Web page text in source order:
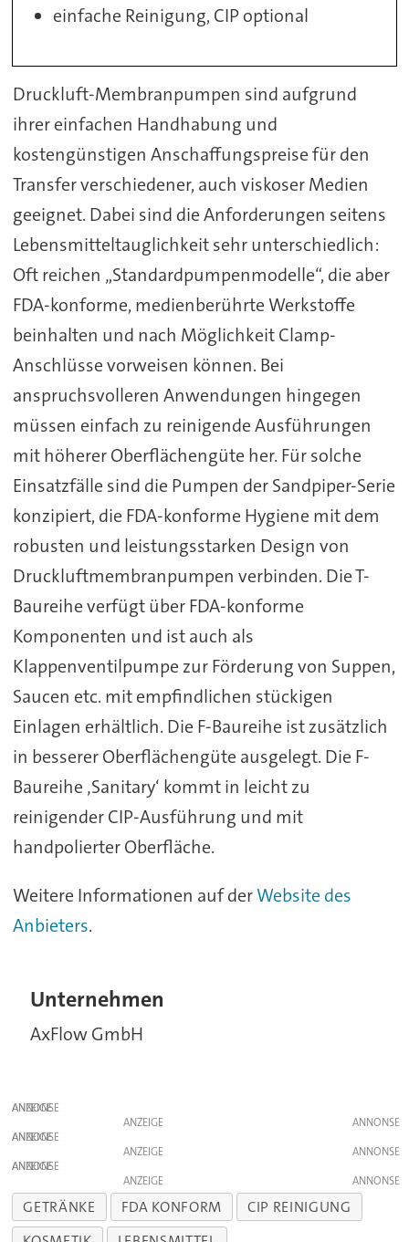
einfache Reinigung, CIP optional
Druckluft-Membranpumpen sind aufgrund
ihrer einfachen Handhabung und
kostengünstigen Anschaffungspreise für den
Transfer verschiedener, auch viskoser Medien
geeignet. Dabei sind die Anforderungen seitens
Lebensmitteltauglichkeit sehr unterschiedlich:
Oft reichen „Standardpumpenmodelle“, die aber
FDA-konforme, medienberührte Werkstoffe
beinhalten und nach Möglichkeit Clamp-
Anschlüsse vorweisen können. Bei
anspruchsvolleren Anwendungen hingegen
müssen einfach zu reinigende Ausführungen
mit höherer Oberflächengüte her. Für solche
Einsatzfälle sind die Pumpen der Sandpiper-Serie
konzipiert, die FDA-konforme Hygiene mit dem
robusten und leistungsstarken Design von
Druckluftmembranpumpen verbinden. Die T-
Baureihe verfügt über FDA-konforme
Komponenten und ist auch als
Klappenventilpumpe zur Förderung von Suppen,
Saucen etc. mit empfindlichen stückigen
Einlagen erhältlich. Die F-Baureihe ist zusätzlich
in besserer Oberflächengüte ausgelegt. Die F-
Baureihe ‚Sanitary‘ kommt in leicht zu
reinigender CIP-Ausführung und mit
handpolierter Oberfläche.
Weitere Informationen auf derWebsite des
Anbieters.
Unternehmen
AxFlow GmbH
ANZEIGE
ANZEIGE
ANZEIGE
ANZEIGE
ANZEIGE
ANZEIGE
GETRÄNKE FDA KONFORM
CIP REINIGUNG